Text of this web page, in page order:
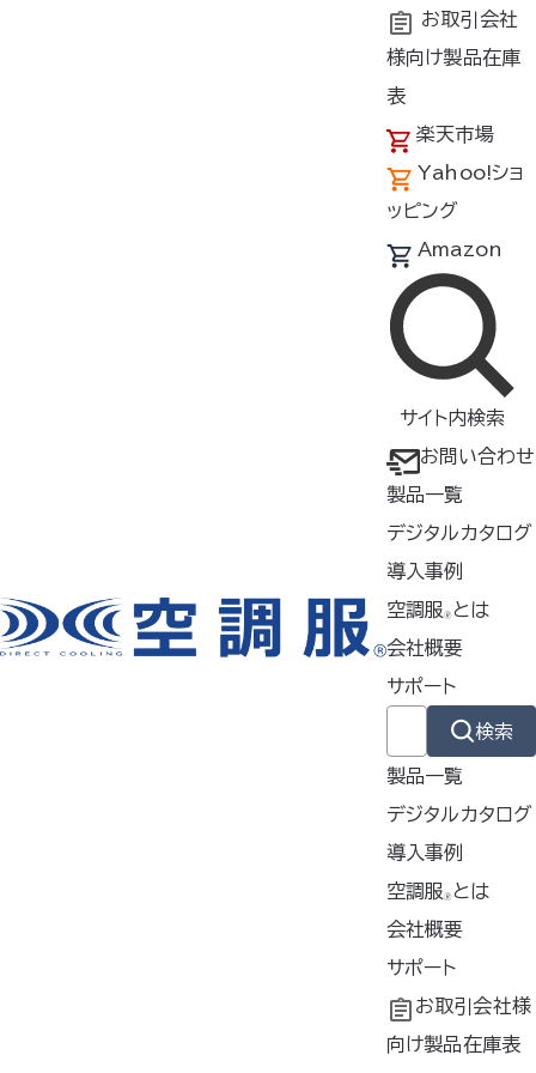
お取引会社
様向け製品在庫
表
楽天市場
Yahoo!ショ
ッピング
Amazon
サイト内検索
お問い合わせ
製品一覧
デジタルカタログ
導入事例
空調服🄬 とは
会社概要
サポート
検索
製品一覧
デジタルカタログ
導入事例
導入事例
共同開発
工場シミュレーシ
ョン
空調服🄬 とは
空調服 ®とは
開発秘話
会社概要
企業理念
会社概要
会社沿革
サポート
よくあるご質問
不要なバッテリー
お取引会社様
向け製品在庫表
猛暑を一気に吹き飛ばす！最強レベルの新デバイスが入荷！
デジタルカタログUPしました！
2023年SS 空調服®展示会のご案内
最大電圧18V×最大風量106L/秒！ ウルトラハイパワーのコン
ビネーションで熱い身体を瞬間冷却！ 大風量バッテリーとファン
掲載商品は株式会社空調服の特許及び技術を使用しています。
「空調服」は株式会社空調服のファン付きウェア、その附属品、及びこれらを